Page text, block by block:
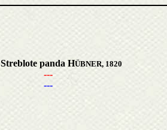
Streblote panda HÜBNER, 1820
---
---